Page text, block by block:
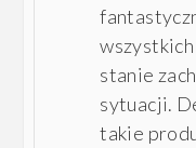
stanie
sytuacji.
takie